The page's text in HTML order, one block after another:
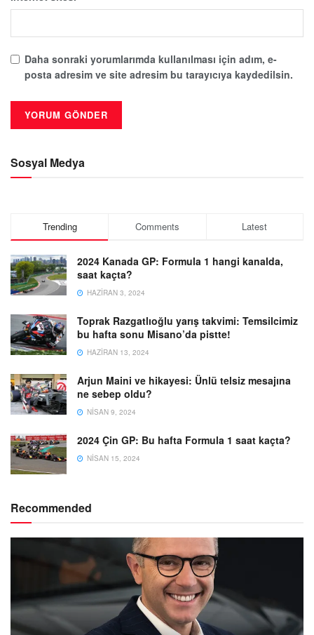
Daha sonraki yorumlarımda kullanılması için adım, e-
posta adresim ve site adresim bu tarayıcıya kaydedilsin.
Sosyal Medya
Trending Comments Latest
2024 Kanada GP: Formula 1 hangi kanalda,
saat kaçta?
HAZIRAN 3, 2024
Toprak Razgatlıoğlu yarış takvimi: Temsilcimiz
bu hafta sonu Misano’da pistte!
HAZIRAN 13, 2024
Arjun Maini ve hikayesi: Ünlü telsiz mesajına
ne sebep oldu?
NISAN 9, 2024
2024 Çin GP: Bu hafta Formula 1 saat kaçta?
NISAN 15, 2024
Recommended